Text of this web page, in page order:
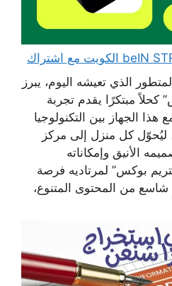
الذي تعيشه اليوم، يبرز
مبتكرًا يقدم تجربة
الجهاز بين التكنولوجيا
ليُحوّل كل منزل إلى مركز
الأنيق وإمكاناته
بوكس” لمرتاديه فرصة
شاسع من المحتوى المتنوع،